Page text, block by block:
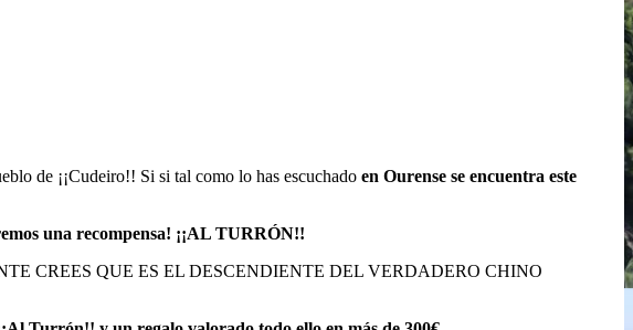
de ¡¡Cudeiro!! Si si tal como lo has escuchado en Ourense se encuentra este
una recompensa! ¡¡AL TURRÓN!!
CREES QUE ES EL DESCENDIENTE DEL VERDADERO CHINO